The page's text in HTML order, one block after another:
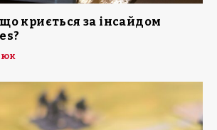
криється за інсайдом